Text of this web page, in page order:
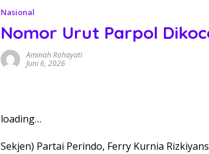
Nasional
Nomor Urut Parpol
Aminah Rohayati
Juni 6, 2026
loading…
Sekjen) Partai Perindo, Ferry Kurnia